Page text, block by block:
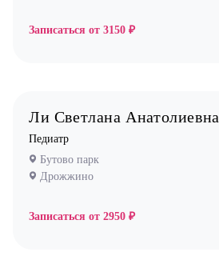
Записаться от 3150 ₽
Ли Светлана Анатолиевна
Педиатр
Бутово парк
Дрожжино
Записаться от 2950 ₽